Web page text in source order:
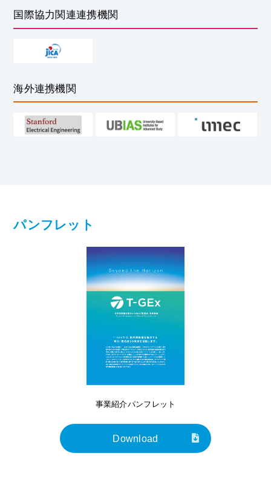
国際協力関連連携機関
海外連携機関
パンフレット
事業紹介パンフレット
Download